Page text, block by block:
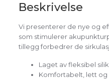
Beskrivelse
Vi presenterer de nye og
som stimulerer
tillegg forbedrer de
Laget av fleksibel
Komfortabelt, lett og